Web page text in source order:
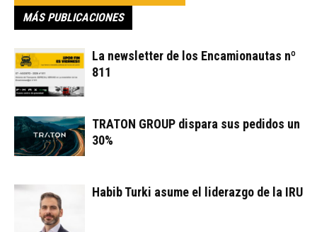
MÁS PUBLICACIONES
La newsletter de los Encamionautas nº
811
TRATON GROUP dispara sus pedidos un
30%
Habib Turki asume el liderazgo de la IRU